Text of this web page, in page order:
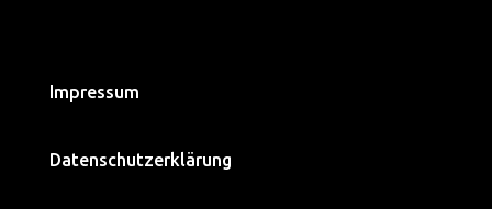
Impressum
Datenschutzerklärung